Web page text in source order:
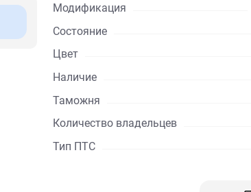
Модификация
Состояние
Цвет
Наличие
Таможня
Количество владельцев
Тип ПТС